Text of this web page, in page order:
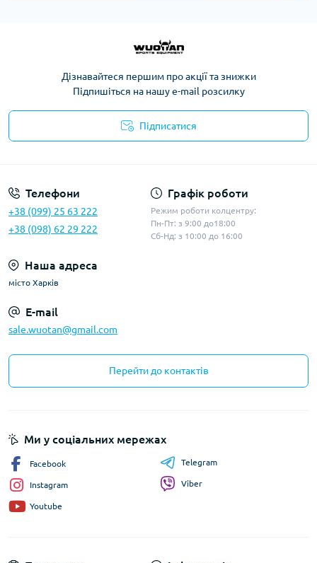
Дізнавайтеся першим про акції та знижки
Підпишіться на нашу e-mail розсилку
Підписатися
Телефони
+38 (099) 25 63 222
+38 (098) 62 29 222
Графік роботи
Режим роботи колцентру:
Пн-Пт: з 9:00 до18:00
Сб-Нд: з 10:00 до 16:00
Наша адреса
місто Харків
E-mail
sale.wuotan@gmail.com
Перейти до контактів
Ми у соціальних мережах
Facebook
Instagram
Youtube
Telegram
Viber